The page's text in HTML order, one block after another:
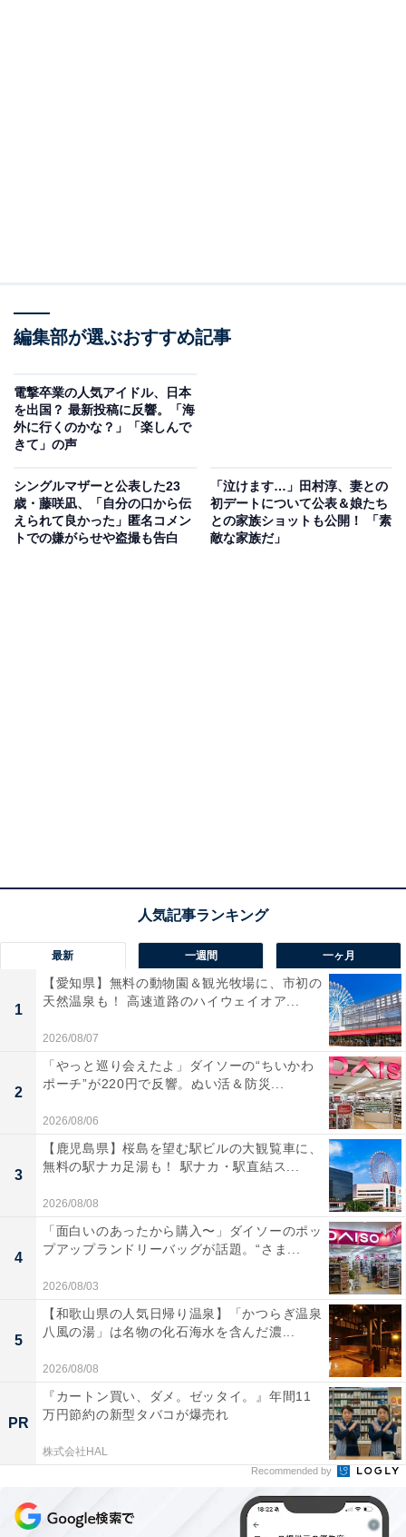
編集部が選ぶおすすめ記事
電撃卒業の人気アイドル、日本
を出国？ 最新投稿に反響。「海
外に行くのかな？」「楽しんで
きて」の声
シングルマザーと公表した23
歳・藤咲凪、「自分の口から伝
えられて良かった」匿名コメン
トでの嫌がらせや盗撮も告白
「泣けます…」田村淳、妻との
初デートについて公表＆娘たち
との家族ショットも公開！ 「素
敵な家族だ」
最新 一週間 一ヶ月
1
【愛知県】無料の動物園＆観光牧場に、市初の
天然温泉も！ 高速道路のハイウェイオア...
2026/08/07
2
「やっと巡り会えたよ」ダイソーの“ちいかわ
ポーチ”が220円で反響。ぬい活＆防災...
2026/08/06
3
【鹿児島県】桜島を望む駅ビルの大観覧車に、
無料の駅ナカ足湯も！ 駅ナカ・駅直結ス...
2026/08/08
4
「面白いのあったから購入〜」ダイソーのポッ
プアップランドリーバッグが話題。“さま...
2026/08/03
5
【和歌山県の人気日帰り温泉】「かつらぎ温泉
八風の湯」は名物の化石海水を含んだ濃...
2026/08/08
PR
『カートン買い、ダメ。ゼッタイ。』年間11
万円節約の新型タバコが爆売れ
株式会社HAL
Recommended by